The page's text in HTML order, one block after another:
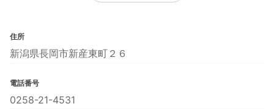
住所
新潟県長岡市新産東町２６
電話番号
0258-21-4531